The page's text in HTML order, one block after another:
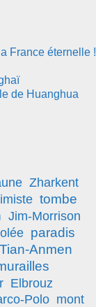
France éternelle !
de Huanghua
Zharkent
tombe
Jim-Morrison
paradis
Tian-Anmen
Elbrouz
Polo mont